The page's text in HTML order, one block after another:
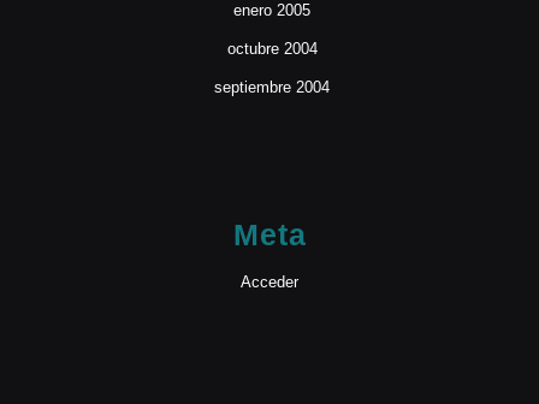
enero 2005
octubre 2004
septiembre 2004
Meta
Acceder